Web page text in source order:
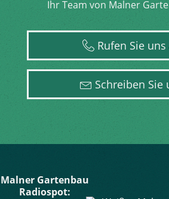
Ihr Team von Malner
Rufen Sie uns
Schreiben Sie
Malner Gartenbau
Radiospot: